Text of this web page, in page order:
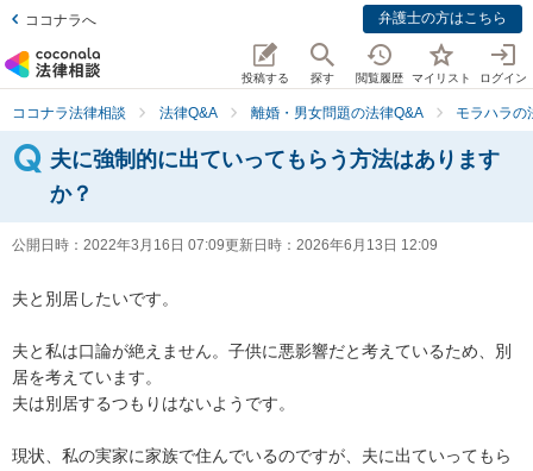
ココナラへ 弁護士の方はこちら
投稿する 探す 閲覧履歴 マイリスト ログイン
ココナラ法律相談 法律Q&A 離婚・男女問題の法律Q&A モラハラの
夫に強制的に出ていってもらう方法はあります
か？
公開日時： 2022年3月16日 07:09更新日時： 2026年6月13日 12:09
夫と別居したいです。
夫と私は口論が絶えません。子供に悪影響だと考えているため、別
居を考えています。
夫は別居するつもりはないようです。
現状、私の実家に家族で住んでいるのですが、夫に出ていってもら